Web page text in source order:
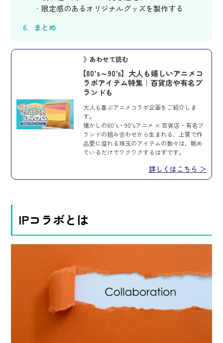
限定感のあるオリジナルグッズを製作する
まとめ
》あわせて読む
【80’s～90’s】大人も嬉しいアニメコ
ラボアイテム特集｜百貨店や有名ブ
ランドも
大人も喜ぶアニメコラボ企画をご紹介しま
す。
懐かしの80’s・90’sアニメ × 百貨店・有名ブ
ランドの組み合わせから生まれる、上質で作
品愛に溢れる珠玉のアイテムの数々は、眺め
ているだけでワクワクするはずです。
詳しくはこちら ＞
IPコラボとは